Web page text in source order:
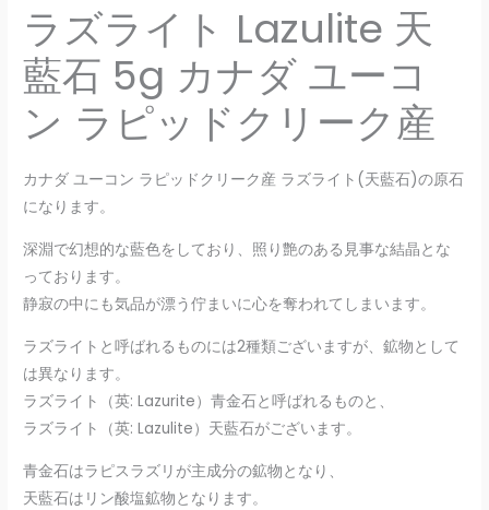
ラズライト Lazulite 天
藍石 5g カナダ ユーコ
ン ラピッドクリーク産
カナダ ユーコン ラピッドクリーク産 ラズライト(天藍石)の原石
になります。
深淵で幻想的な藍色をしており、照り艶のある見事な結晶とな
っております。
静寂の中にも気品が漂う佇まいに心を奪われてしまいます。
ラズライトと呼ばれるものには2種類ございますが、鉱物として
は異なります。
ラズライト（英: Lazurite）青金石と呼ばれるものと、
ラズライト（英: Lazulite）天藍石がございます。
青金石はラピスラズリが主成分の鉱物となり、
天藍石はリン酸塩鉱物となります。